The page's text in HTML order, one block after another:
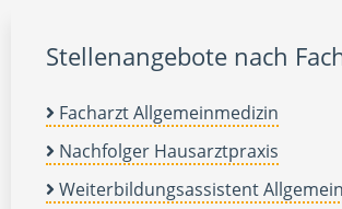
Stellenangebote nach
Facharzt Allgemeinmedizin
Nachfolger Hausarztpraxis
Weiterbildungsassistent